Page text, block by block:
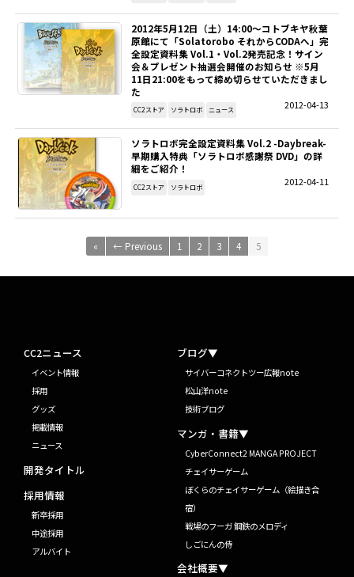
2012年5月12日（土）14:00～コトブキヤ秋葉
原館にて「Solatorobo それからCODAへ」完
全設定資料集 Vol.1・Vol.2発売記念！サイン
会＆プレゼント抽選会開催のお知らせ ※5月
11日21:00をもって締め切らせていただきまし
た
2012-04-13
CC2ストア ソラトロボ ニュース
ソラトロボ完全設定資料集 Vol.2 -Daybreak-
早期購入特典「ソラトロボ感謝祭 DVD」の詳
細をご紹介！
2012-04-11
CC2ストア ソラトロボ
« ← Previous 1 2 3 4 5
CC2ニュース
イベント情報
採用
グッズ
掲載情報
ニュース
開発タイトル
採用情報
新卒採用
中途採用
アルバイト
ブログ▼
サイバーコネクトツー広報note
松山洋note
技術ブログ
マンガ・書籍▼
CyberConnect2 MANGA PROJECT
チェイサーゲーム
ぼくらのチェイサーゲーム（絵描き合
宿）
戦場のフーガ 鋼鉄のメロディ
しごにんの侍
会社概要▼